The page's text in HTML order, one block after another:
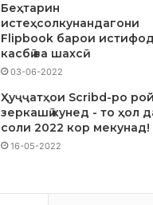
Беҳтарин
истеҳсолкунандагони
Flipbook барои
касбӣ ва шахсӣ
03-06-2022
Ҳуҷҷатҳои Scribd-ро
зеркашӣ кунед - то ҳол
соли 2022 кор мекунад!
16-05-2022